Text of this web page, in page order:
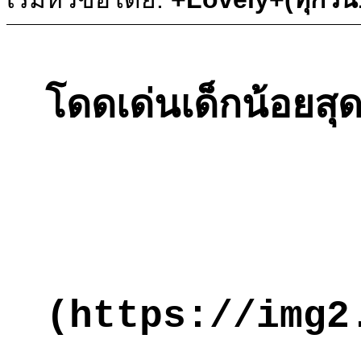
โดดเด่นเด็กน้อย
(https://